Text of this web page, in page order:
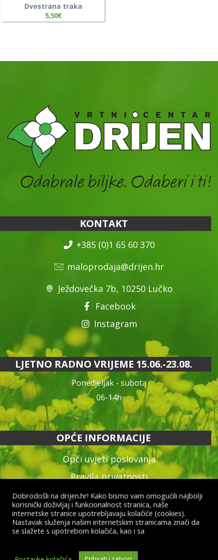
Dvostrana traka
5,50€
KONTAKT
+385 (0)1 65 60 370
maloprodaja@drijen.hr
Ježdovečka 7b, 10250 Lučko
Facebook
Instagram
LJETNO RADNO VRIJEME 15.06.-23.08.
Ponedjeljak - subota
06-14h
OPĆE INFORMACIJE
Opći uvjeti poslovanja
Pravila privatnosti
Reklamacija proizvoda
Način plaćanja & dostava
Raskid ugovora
Dobrodošli na drijen.hr! Kako bismo vam omogućili najbolji
korisnički doživljaj i funkcionalnost stranica, naše
internetske stranice upotrebljavaju kolačiće (cookies).
Nastavak služenja našim internetskim stranicama znači da
se slažete s upotrebom kolačića, kao i sa